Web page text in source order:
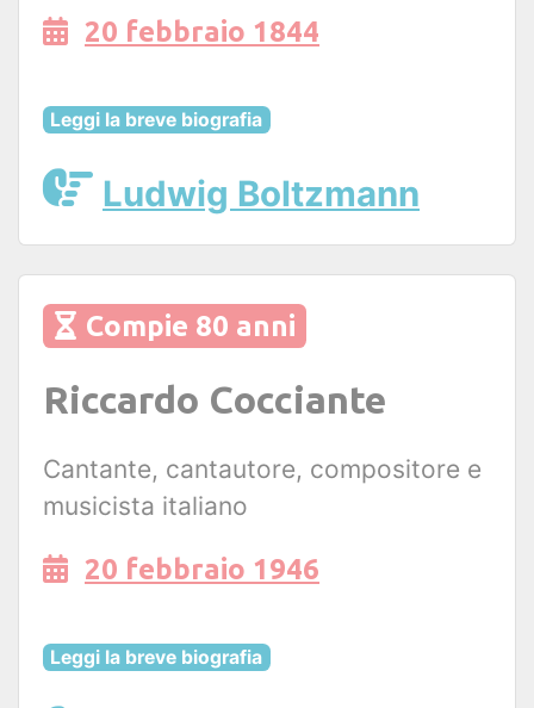
20 febbraio 1844
Leggi la breve biografia
Ludwig Boltzmann
Compie 80 anni
Riccardo Cocciante
Cantante, cantautore, compositore e
musicista italiano
20 febbraio 1946
Leggi la breve biografia